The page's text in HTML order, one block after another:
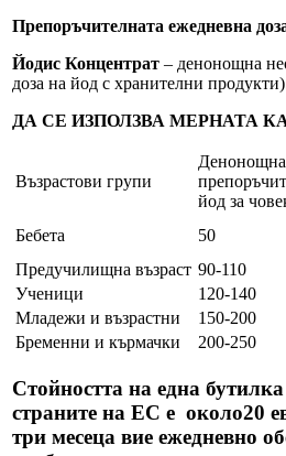
Препоръчителната ежедневна
Йодис Концентрат – денонощна
доза на йод с хранителни
ДА СЕ ИЗПОЛЗВА МЕРНАТА
Възрастови групи
Денонощна
йод за
Бебета
50
Предучилищна възраст 90-110
Ученици
120-140
Младежи и възрастни
150-200
Бременни и кърмачки
200-250
Стойността на една
страните на ЕС е около20
три месеца вие ежедневно